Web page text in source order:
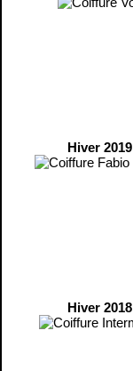
Hiver 2019
Hiver 2018